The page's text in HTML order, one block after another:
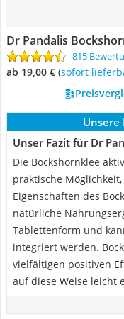
Dr Pandalis
815
ab 19,00 € ( Sofort
Unsere
Unser Fazit für Dr
Die Bockshornklee
praktische
Eigenschaften des
natürliche
Tablettenform und
integriert werden.
vielfältigen positiven
auf diese Weise leicht